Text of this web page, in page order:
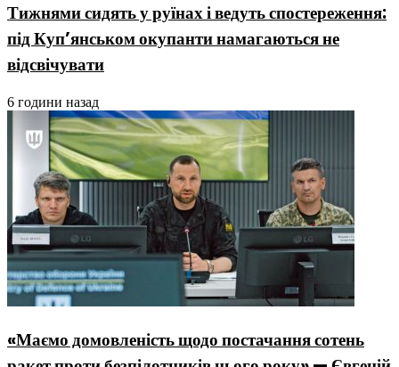
Тижнями сидять у руїнах і ведуть спостереження:
під Куп’янськом окупанти намагаються не
відсвічувати
6 години назад
«Маємо домовленість щодо постачання сотень